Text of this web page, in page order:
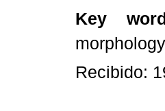
Key
Recibido: